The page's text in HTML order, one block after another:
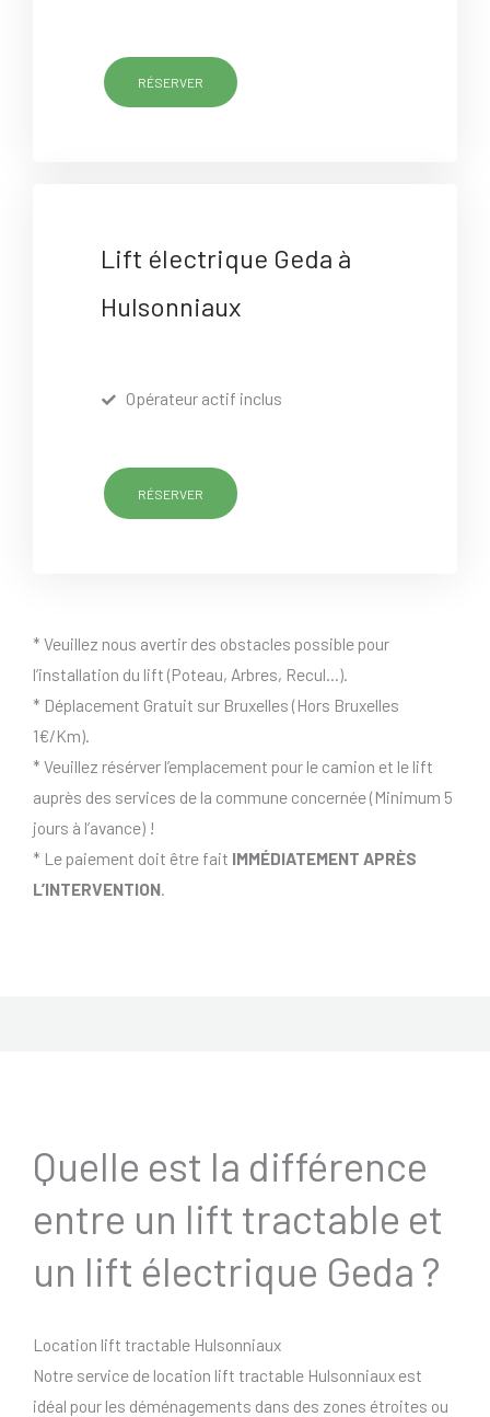
RÉSERVER
Lift électrique Geda à
Hulsonniaux
Opérateur actif inclus
RÉSERVER
* Veuillez nous avertir des obstacles possible pour
l’installation du lift (Poteau, Arbres, Recul…).
* Déplacement Gratuit sur Bruxelles (Hors Bruxelles
1€/Km).
* Veuillez résérver l’emplacement pour le camion et le lift
auprès des services de la commune concernée (Minimum 5
jours à l’avance) !
* Le paiement doit être fait IMMÉDIATEMENT APRÈS
L’INTERVENTION
Quelle est la différence
entre un lift tractable et
un lift électrique Geda ?
Location lift tractable Hulsonniaux
Notre service de location lift tractable Hulsonniaux est
idéal pour les déménagements dans des zones étroites ou